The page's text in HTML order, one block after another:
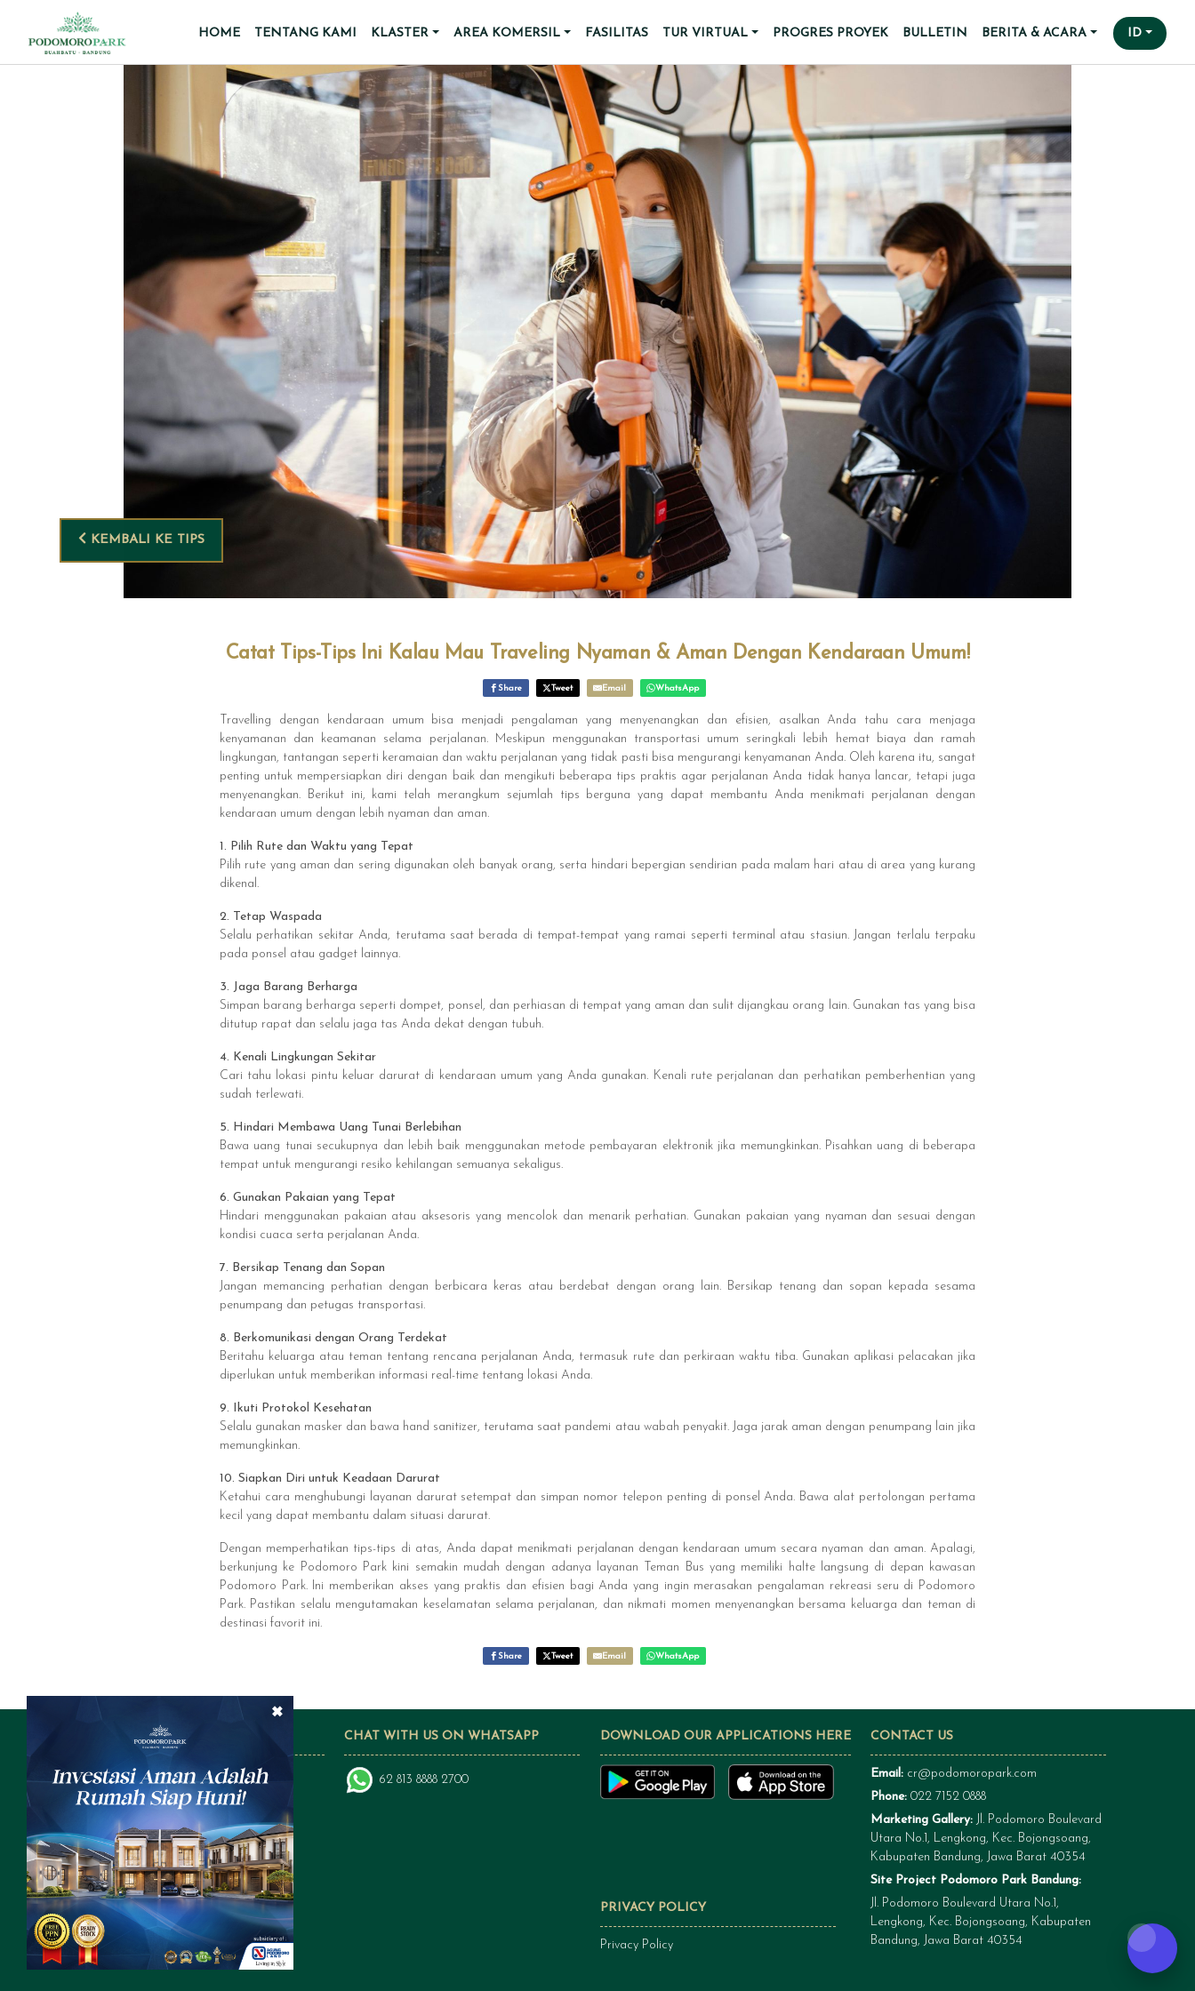
HOME TENTANG KAMI KLASTER AREA KOMERSIL FASILITAS TUR VIRTUAL PROGRES PROYEK BULLETIN BERITA & ACARA ID
KEMBALI KE TIPS
Catat Tips-Tips Ini Kalau Mau Traveling Nyaman & Aman Dengan Kendaraan Umum!
Share Tweet Email WhatsApp
Travelling dengan kendaraan umum bisa menjadi pengalaman yang menyenangkan dan efisien, asalkan Anda tahu cara menjaga
kenyamanan dan keamanan selama perjalanan. Meskipun menggunakan transportasi umum seringkali lebih hemat biaya dan ramah
lingkungan, tantangan seperti keramaian dan waktu perjalanan yang tidak pasti bisa mengurangi kenyamanan Anda. Oleh karena itu, sangat
penting untuk mempersiapkan diri dengan baik dan mengikuti beberapa tips praktis agar perjalanan Anda tidak hanya lancar, tetapi juga
menyenangkan. Berikut ini, kami telah merangkum sejumlah tips berguna yang dapat membantu Anda menikmati perjalanan dengan
kendaraan umum dengan lebih nyaman dan aman.
1. Pilih Rute dan Waktu yang Tepat
Pilih rute yang aman dan sering digunakan oleh banyak orang, serta hindari bepergian sendirian pada malam hari atau di area yang kurang
dikenal.
2. Tetap Waspada
Selalu perhatikan sekitar Anda, terutama saat berada di tempat-tempat yang ramai seperti terminal atau stasiun. Jangan terlalu terpaku
pada ponsel atau gadget lainnya.
3. Jaga Barang Berharga
Simpan barang berharga seperti dompet, ponsel, dan perhiasan di tempat yang aman dan sulit dijangkau orang lain. Gunakan tas yang bisa
ditutup rapat dan selalu jaga tas Anda dekat dengan tubuh.
4. Kenali Lingkungan Sekitar
Cari tahu lokasi pintu keluar darurat di kendaraan umum yang Anda gunakan. Kenali rute perjalanan dan perhatikan pemberhentian yang
sudah terlewati.
5. Hindari Membawa Uang Tunai Berlebihan
Bawa uang tunai secukupnya dan lebih baik menggunakan metode pembayaran elektronik jika memungkinkan. Pisahkan uang di beberapa
tempat untuk mengurangi resiko kehilangan semuanya sekaligus.
6. Gunakan Pakaian yang Tepat
Hindari menggunakan pakaian atau aksesoris yang mencolok dan menarik perhatian. Gunakan pakaian yang nyaman dan sesuai dengan
kondisi cuaca serta perjalanan Anda.
7. Bersikap Tenang dan Sopan
Jangan memancing perhatian dengan berbicara keras atau berdebat dengan orang lain. Bersikap tenang dan sopan kepada sesama
penumpang dan petugas transportasi.
8. Berkomunikasi dengan Orang Terdekat
Beritahu keluarga atau teman tentang rencana perjalanan Anda, termasuk rute dan perkiraan waktu tiba. Gunakan aplikasi pelacakan jika
diperlukan untuk memberikan informasi real-time tentang lokasi Anda.
9. Ikuti Protokol Kesehatan
Selalu gunakan masker dan bawa hand sanitizer, terutama saat pandemi atau wabah penyakit. Jaga jarak aman dengan penumpang lain jika
memungkinkan.
10. Siapkan Diri untuk Keadaan Darurat
Ketahui cara menghubungi layanan darurat setempat dan simpan nomor telepon penting di ponsel Anda. Bawa alat pertolongan pertama
kecil yang dapat membantu dalam situasi darurat.
Dengan memperhatikan tips-tips di atas, Anda dapat menikmati perjalanan dengan kendaraan umum secara nyaman dan aman. Apalagi,
berkunjung ke Podomoro Park kini semakin mudah dengan adanya layanan Teman Bus yang memiliki halte langsung di depan kawasan
Podomoro Park. Ini memberikan akses yang praktis dan efisien bagi Anda yang ingin merasakan pengalaman rekreasi seru di Podomoro
Park. Pastikan selalu mengutamakan keselamatan selama perjalanan, dan nikmati momen menyenangkan bersama keluarga dan teman di
destinasi favorit ini.
Share Tweet Email WhatsApp
×
FOLLOW US ON SOCIAL MEDIA
a subsidiary of:
CHAT WITH US ON WHATSAPP
62 813 8888 2700
DOWNLOAD OUR APPLICATIONS HERE
PRIVACY POLICY
Privacy Policy
CONTACT US
Email: cr@podomoropark.com
Phone: 022 7152 0888
Marketing Gallery:Jl. Podomoro Boulevard
Utara No.1, Lengkong, Kec. Bojongsoang,
Kabupaten Bandung, Jawa Barat 40354
Site Project Podomoro Park Bandung:
Jl. Podomoro Boulevard Utara No.1,
Lengkong, Kec. Bojongsoang, Kabupaten
Bandung, Jawa Barat 40354